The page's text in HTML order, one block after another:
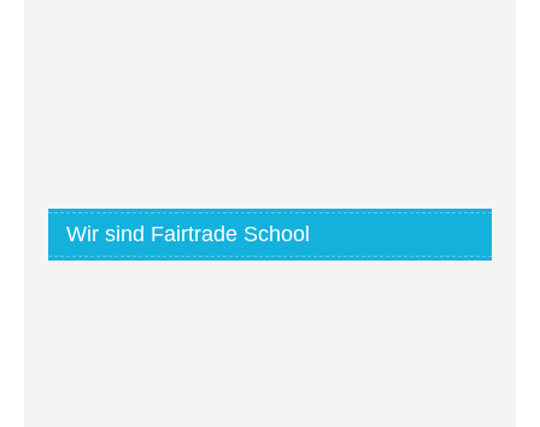
Wir sind Fairtrade School